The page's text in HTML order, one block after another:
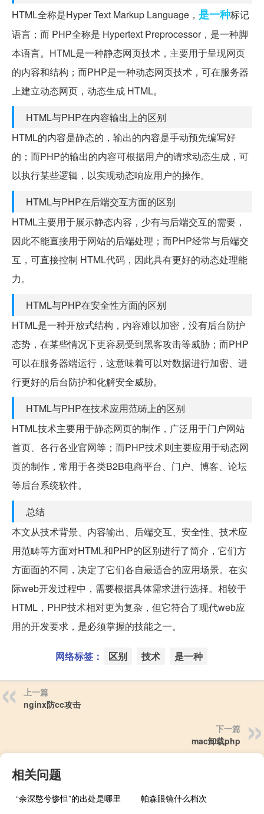
HTML全称是Hyper Text Markup Language， 是一种标记
语言；而 PHP全称是 Hypertext Preprocessor，是一种脚
本语言。HTML是一种静态网页技术，主要用于呈现网页
的内容和结构；而PHP是一种动态网页技术，可在服务器
上建立动态网页，动态生成 HTML。
HTML与PHP在内容输出上的区别
HTML的内容是静态的，输出的内容是手动预先编写好
的；而PHP的输出的内容可根据用户的请求动态生成，可
以执行某些逻辑，以实现动态响应用户的操作。
HTML与PHP在后端交互方面的区别
HTML主要用于展示静态内容，少有与后端交互的需要，
因此不能直接用于网站的后端处理；而PHP经常与后端交
互，可直接控制 HTML代码，因此具有更好的动态处理能
力。
HTML与PHP在安全性方面的区别
HTML是一种开放式结构，内容难以加密，没有后台防护
态势，在某些情况下更容易受到黑客攻击等威胁；而PHP
可以在服务器端运行，这意味着可以对数据进行加密、进
行更好的后台防护和化解安全威胁。
HTML与PHP在技术应用范畴上的区别
HTML技术主要用于静态网页的制作，广泛用于门户网站
首页、各行各业官网等；而PHP技术则主要应用于动态网
页的制作，常用于各类B2B电商平台、门户、博客、论坛
等后台系统软件。
总结
本文从技术背景、内容输出、后端交互、安全性、技术应
用范畴等方面对HTML和PHP的区别进行了简介，它们方
方面面的不同，决定了它们各自最适合的应用场景。在实
际web开发过程中，需要根据具体需求进行选择。相较于
HTML，PHP技术相对更为复杂，但它符合了现代web应
用的开发要求，是必须掌握的技能之一。
网络标签： 区别 技术 是一种
上一篇
nginx防cc攻击
下一篇
mac卸载php
相关问题
“余深愍兮惨怛”的出处是哪里
帕森眼镜什么档次